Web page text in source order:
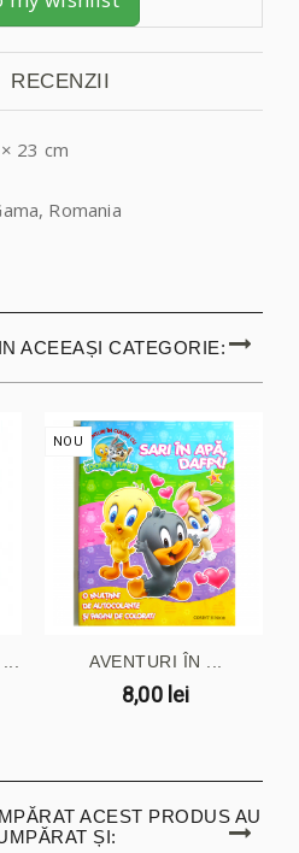
RECENZII
23 cm
Romania
ACEEAȘI CATEGORIE:
...
NOU
AVENTURI ÎN ...
8,00 lei
ACEST PRODUS AU
ȘI: